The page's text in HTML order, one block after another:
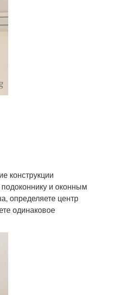
конструкции
и оконным
определяете центр
одинаковое